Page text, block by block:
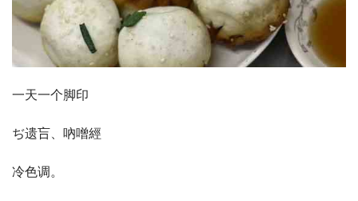
一天一个脚印
ぢ遗吂、吶噌經ゝ
冷色调。